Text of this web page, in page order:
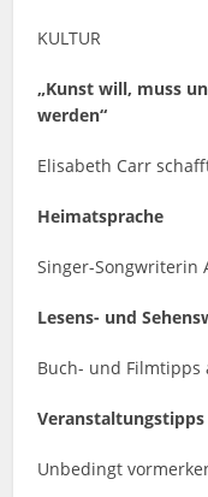
KULTUR
„Kunst will, muss
werden“
Elisabeth Carr
Heimatsprache
Singer-Songwriterin
Lesens- und
Buch- und
Veranstaltungstipps
Unbedingt